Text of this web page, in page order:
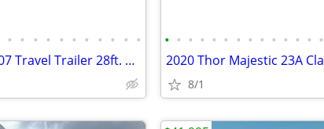
• • • • • • • • • • •
Crossroads Cruiser 2007 Travel Trailer 28ft. Couple Camper
• • • • • • • • • • • • • •
2020 Thor Majestic 23A
8/1